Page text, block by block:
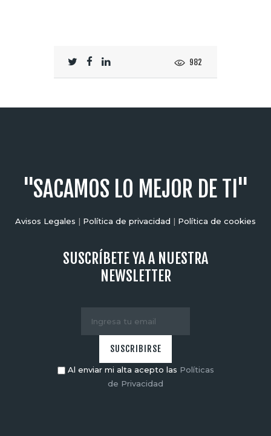
982
"SACAMOS LO MEJOR DE TI"
Avisos Legales | Política de privacidad | Política de cookies
SUSCRÍBETE YA A NUESTRA
NEWSLETTER
Al enviar mi alta acepto las Políticas
de Privacidad